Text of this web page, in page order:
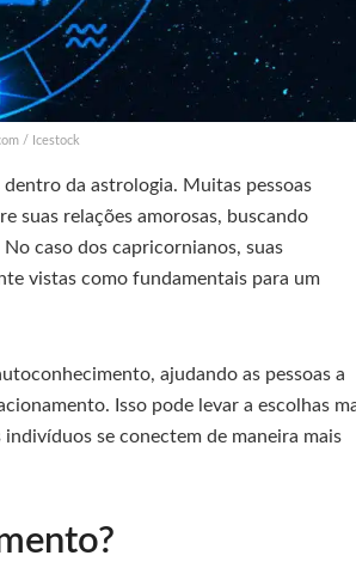
/ Icestock
da astrologia. Muitas pessoas
suas relações amorosas, buscando
caso dos capricornianos, suas
vistas como fundamentais para um
ajudando as pessoas a
Isso pode levar a escolhas
se conectem de maneira mais